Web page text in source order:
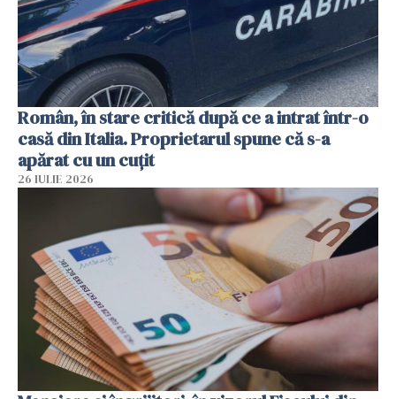
Român, în stare critică după ce a intrat într-o
casă din Italia. Proprietarul spune că s-a
apărat cu un cuțit
26 IULIE 2026